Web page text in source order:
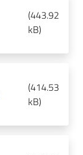
(443.92
kB)
(414.53
kB)